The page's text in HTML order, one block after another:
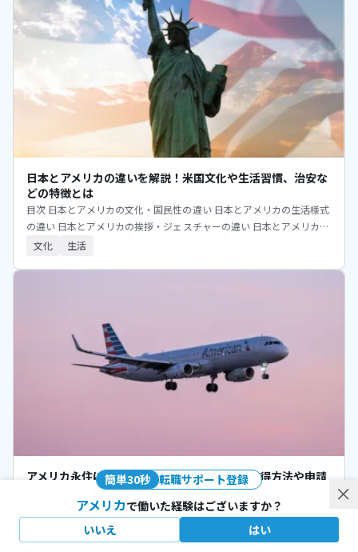
日本とアメリカの違いを解説！米国文化や生活習慣、治安な
どの特徴とは
目次 日本とアメリカの文化・国民性の違い 日本とアメリカの生活様式
の違い 日本とアメリカの挨拶・ジェスチャーの違い 日本とアメリカの
交通・移動の違い 日本とアメリカの食文化の違い 日本とアメリカの
文化 生活
アメリカ永住に必要なグリーンカードとは？取得方法や申請
ト・デメリット グリーンカードの取得条件 グリーンカードの申請・取
得にかかる費用 グリーンカードを取得する手順 グリーンカードの抽選
生活
簡単30秒 転職サポート登録
アメリカで働いた経験はございますか？
いいえ
はい